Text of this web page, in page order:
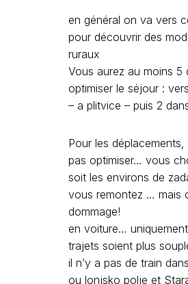
en général on va vers
pour découvrir des
ruraux
Vous aurez au moins 5
optimiser le séjour :
– a plitvice – puis 2
Pour les
pas optimiser… vous
soit les environs de
vous remontez … mais
dommage!
en voiture…
trajets soient plus
il n’y a pas de train
ou lonjsko polje et